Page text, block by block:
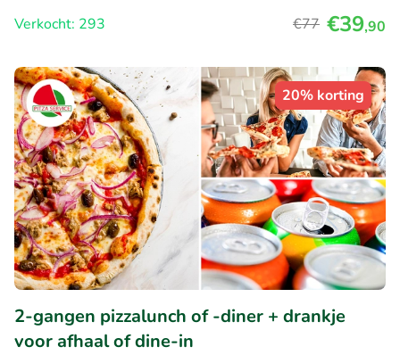
Verkocht: 293
€77 €39,90
20% korting
2-gangen pizzalunch of -diner + drankje
voor afhaal of dine-in